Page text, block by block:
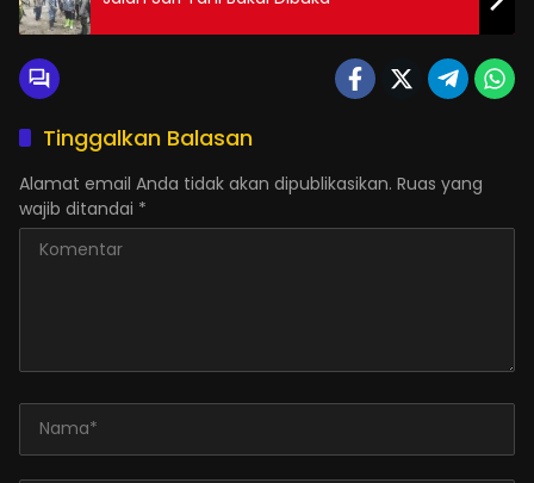
Tinggalkan Balasan
Alamat email Anda tidak akan dipublikasikan. Ruas yang
wajib ditandai *